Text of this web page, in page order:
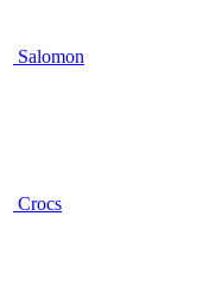
Salomon
Crocs